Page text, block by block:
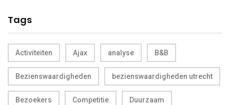
Tags
Activiteiten Ajax analyse B&B
Bezienswaardigheden bezienswaardigheden utrecht
Bezoekers Competitie Duurzaam